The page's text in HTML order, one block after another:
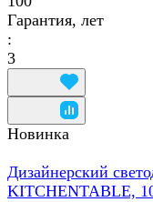
Гарантия, лет
:
3
Новинка
Дизайнерский
KITCHENTABLE,